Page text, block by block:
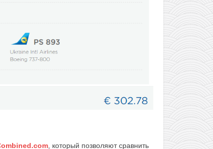
, который позволяют сравнить